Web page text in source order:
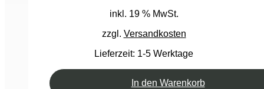
inkl. 19 % MwSt.
zzgl. Versandkosten
Lieferzeit: 1-5 Werktage
In den Warenkorb